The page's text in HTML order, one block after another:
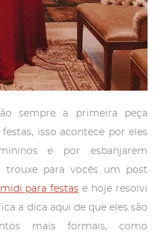
sempre a primeira peça
isso acontece por eles
e por esbanjarem
trouxe para vocês um post
para festas e hoje resolvi
a dica aqui de que eles são
mais formais, como